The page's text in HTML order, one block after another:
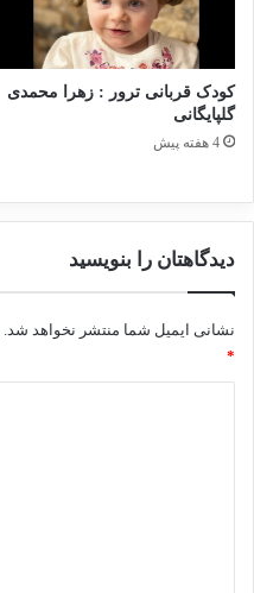
کودک قربانی ترور : زهرا محمدی
گلپایگانی
4 هفته پیش
دیدگاهتان را بنویسید
نشانی ایمیل شما منتشر نخواهد شد.
*